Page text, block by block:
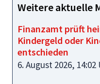
Weitere aktuelle
Finanzamt prüft
Kindergeld oder
entschieden
6. August 2026, 14:02